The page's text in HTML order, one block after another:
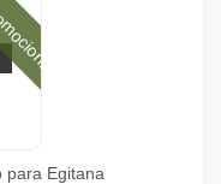
para Egitana